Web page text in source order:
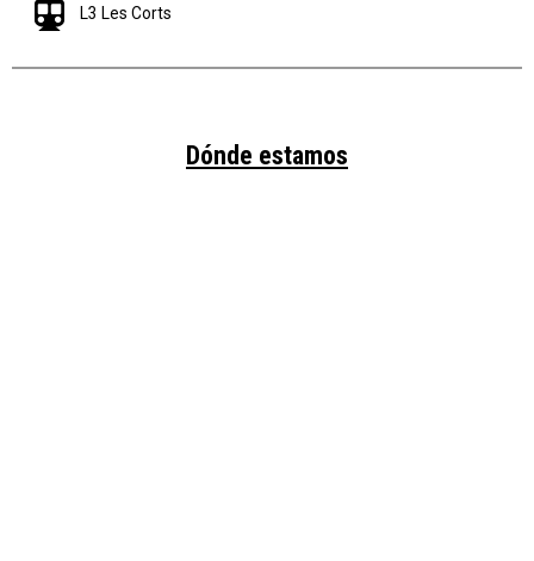
L3 Les Corts
Dónde estamos